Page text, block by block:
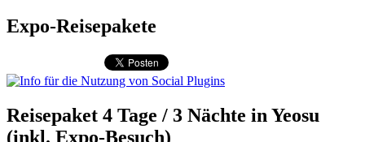
Expo-Reisepakete
Reisepaket 4 Tage / 3 Nächte in Yeosu
(inkl. Expo-Besuch)